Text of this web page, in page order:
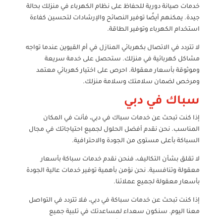
خدمات صيانة دورية للحفاظ على نظام الكهرباء في منزلك بحالة
جيدة. يمكنهم أيضًا توفير النصائح والإرشادات لتحسين كفاءة
استخدام الكهرباء وتوفير الطاقة.
لا تتردد في الاتصال بكهربائي المنازل في أم القيوين عندما تواجه
مشاكل كهربائية في منزلك. ستحصل على خدمة سريعة
وموثوقة بأسعار معقولة. احرص على اختيار كهربائي معتمد
ومرخص لضمان سلامتك وسلامة منزلك.
سباك في دبي
إذا كنت تبحث عن خدمات سباك في دبي، فأنت في المكان
المناسب. نحن نقدم أفضل الحلول لجميع احتياجاتك في مجال
السباكة بأعلى مستوى من الجودة والاحترافية.
لا تقلق بشأن التكاليف، فنحن نقدم خدمات سباكة بأسعار
معقولة وتنافسية. نحن نؤمن بأهمية توفير خدمات عالية الجودة
بأسعار معقولة لجميع عملائنا.
إذا كنت تبحث عن خدمات سباكة في دبي، فلا تتردد في التواصل
معنا اليوم. سنكون سعداء لمساعدتك في تلبية جميع